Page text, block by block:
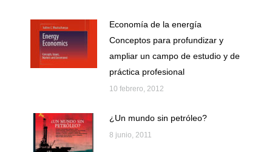
Economía de la energía
Conceptos para profundizar y
ampliar un campo de estudio y de
práctica profesional
10 febrero, 2012
¿Un mundo sin petróleo?
8 junio, 2011